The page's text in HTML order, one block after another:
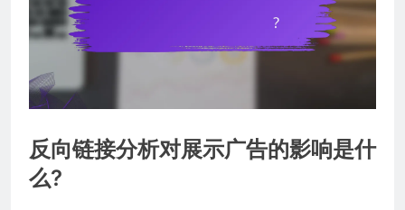
反向链接分析对展示广告的影响是什
么?